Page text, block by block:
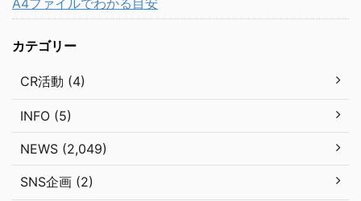
A4ファイルでわかる目安
カテゴリー
CR活動 (4)
INFO (5)
NEWS (2,049)
SNS企画 (2)